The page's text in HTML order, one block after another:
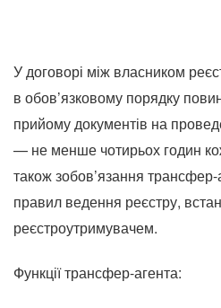
У договорі між власником
в обов’язковому порядку
прийому документів на
— не менше чотирьох годин
також зобов’язання
правил ведення реєстру,
реєстроутримувачем.
Функції трансфер-агента: